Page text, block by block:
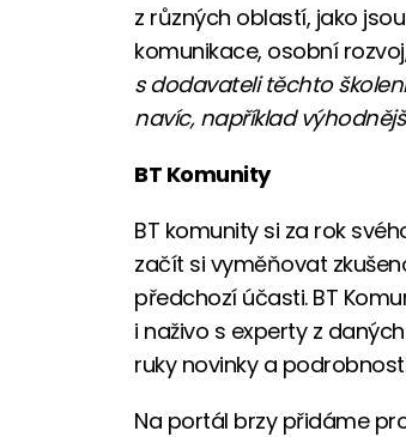
z různých oblastí, jako
komunikace, osobní
s dodavateli těchto
navíc, například
BT Komunity
BT komunity si za rok
začít si vyměňovat
předchozí účasti. BT
i naživo s experty z
ruky novinky a
Na portál brzy přidáme